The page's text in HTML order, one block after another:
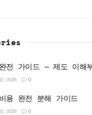
전 가이드 — 제도 이해
2026 0
용 완전 분해 가이드
2026 0